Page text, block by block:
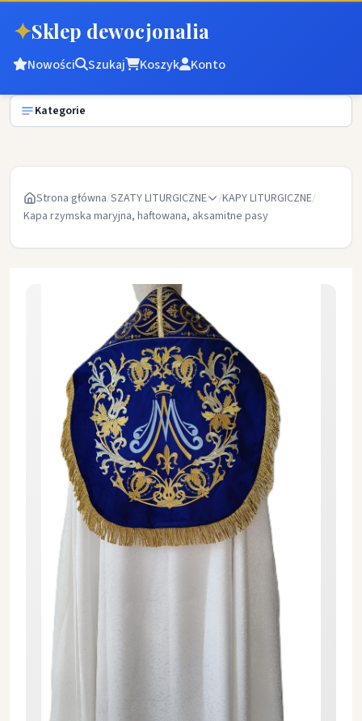
✦Sklep dewocjonalia
Nowości Szukaj Koszyk Konto
Kategorie
Strona główna/SZATY LITURGICZNE /KAPY LITURGICZNE/
Kapa rzymska maryjna, haftowana, aksamitne pasy